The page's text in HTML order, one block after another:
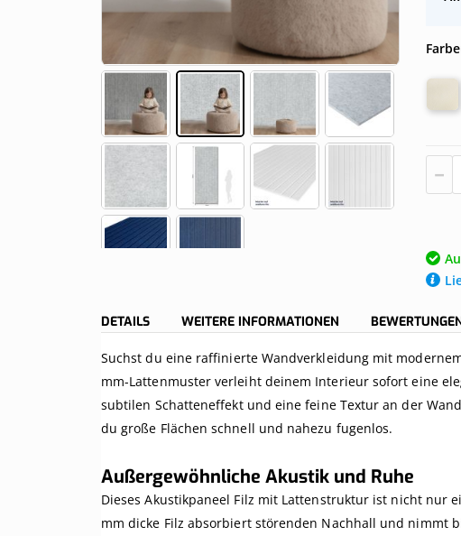
Gestalte dein eigenes Fotopaneel
Gegossen (GS)
Überdachung aus Polycarbonat
beginning
of
images
gallery
DETAILS WEITERE INFORMATIONEN
Suchst du eine raffinierte Wandverkleidung mit
mm-Lattenmuster verleiht deinem Interieur sofort eine
subtilen Schatteneffekt und eine feine Textur an der
du große Flächen schnell und nahezu fugenlos.
Außergewöhnliche Akustik und Ruhe
Dieses Akustikpaneel Filz mit Lattenstruktur ist nicht nur
mm dicke Filz absorbiert störenden Nachhall und nimmt